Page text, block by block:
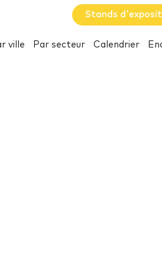
Stands
ville Par secteur Calendrier